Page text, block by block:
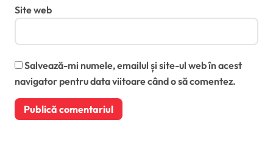
Site web
Salvează-mi numele, emailul și site-ul web în acest
navigator pentru data viitoare când o să comentez.